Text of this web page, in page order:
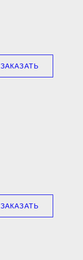
ЗАКАЗАТЬ
ЗАКАЗАТЬ